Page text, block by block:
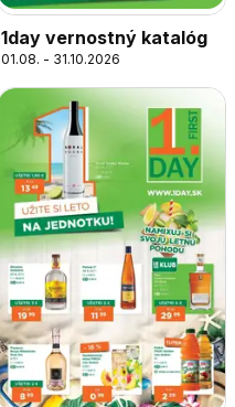
1day vernostný katalóg
01.08. - 31.10.2026